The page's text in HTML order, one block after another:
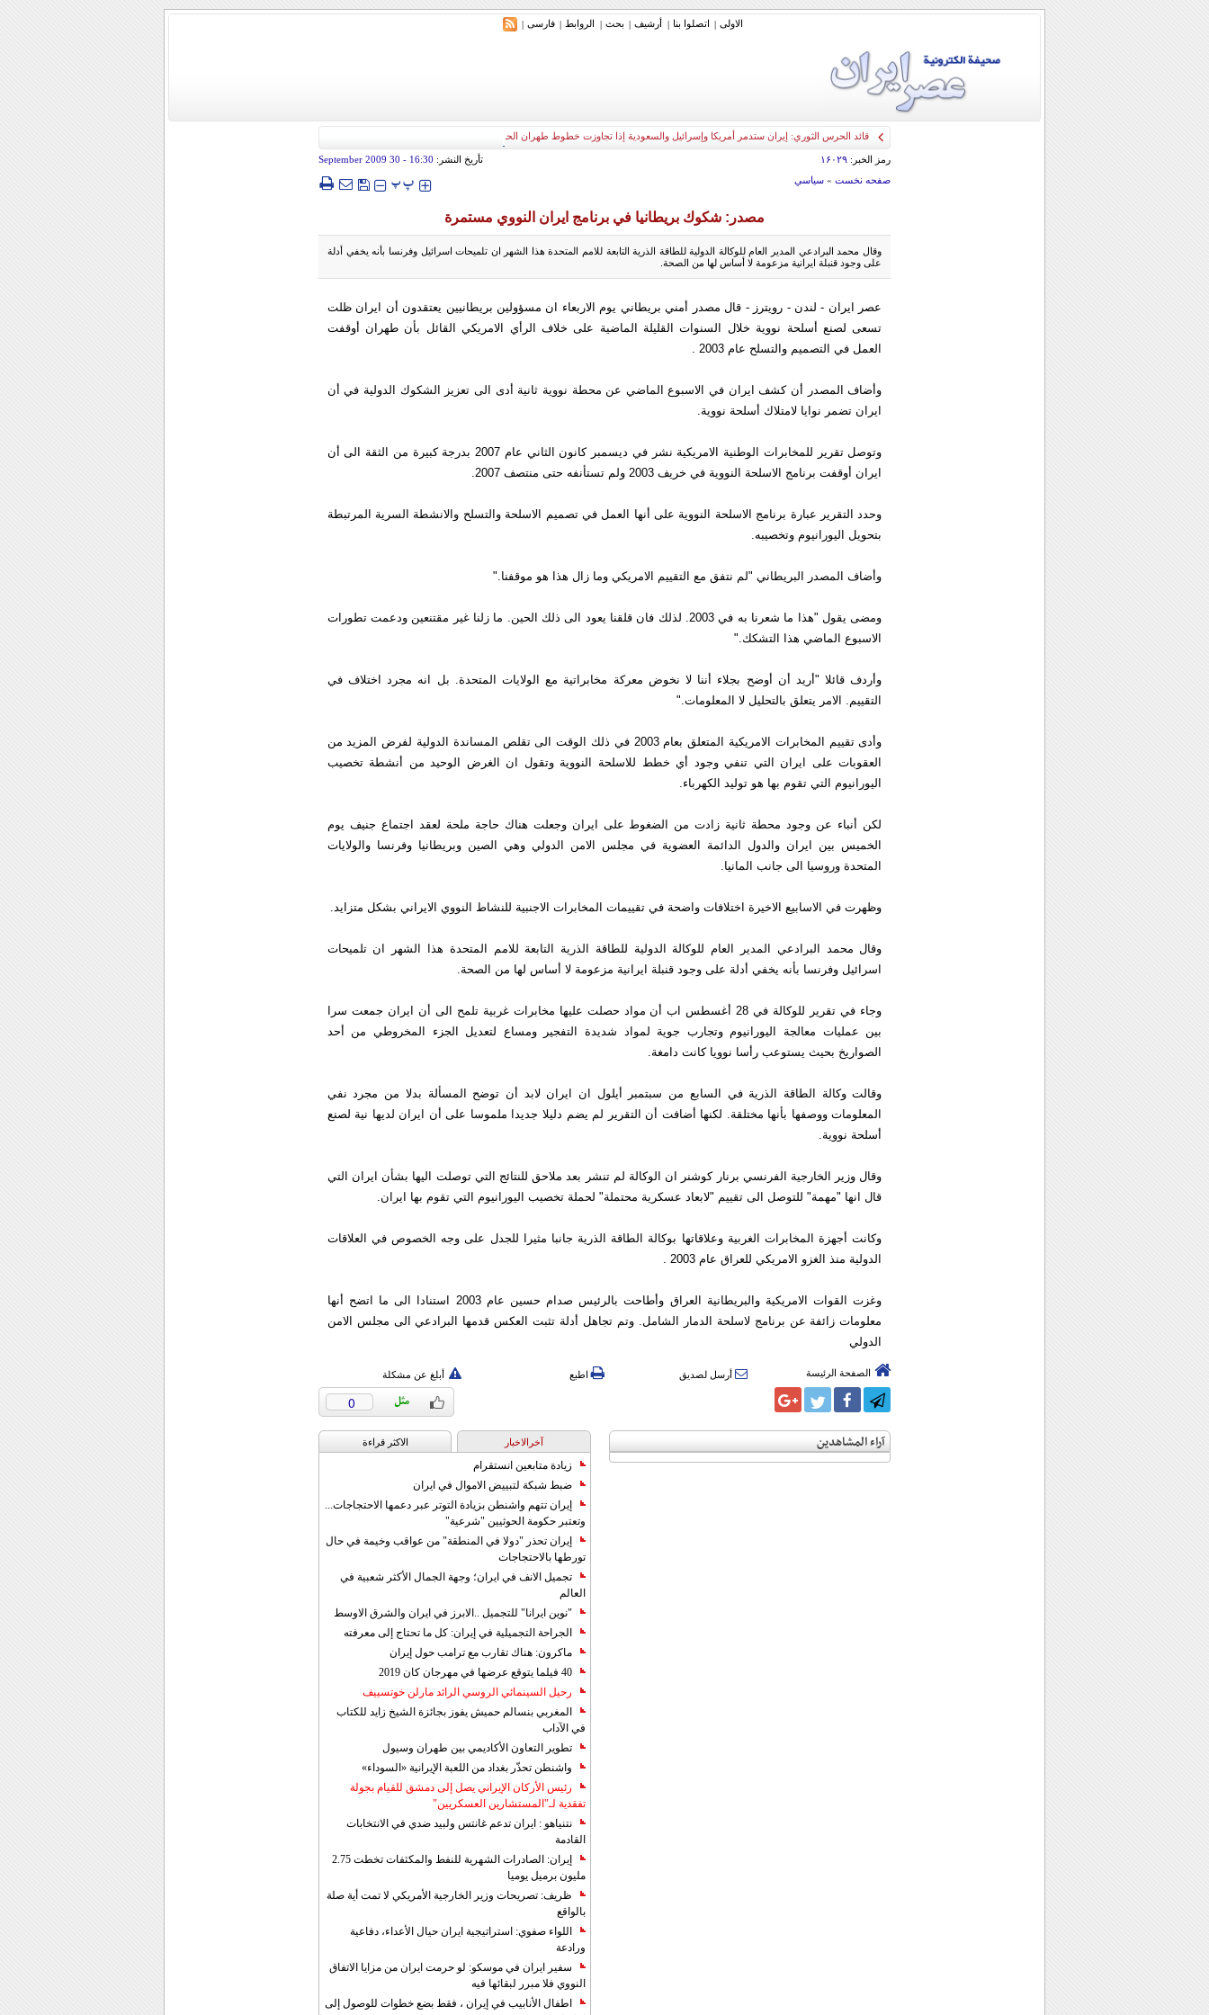
الاولی | اتصلوا بنا | أرشیف | بحث | الروابط | فارسی |
قائد الحرس الثوري: إيران ستدمر أمريكا وإسرائيل والسعودية إذا تجاوزت خطوط طهران الحمراء
رمز الخبر: ۱۶۰۲۹ تأريخ النشر: 16:30
- 30 September 2009
صفحه نخست» سياسي ‍‍‍ پپ
مصدر: شكوك بريطانيا في برنامج ايران النووي مستمرة
وقال محمد البرادعي المدير العام للوكالة الدولية للطاقة الذرية التابعة للامم المتحدة هذا الشهر ان تلميحات اسرائيل وفرنسا بأنه يخفي أدلة
على وجود قنبلة ايرانية مزعومة لا أساس لها من الصحة.
عصر ایران - لندن - رويترز - قال مصدر أمني بريطاني يوم الاربعاء ان مسؤولين بريطانيين يعتقدون أن ايران ظلت
تسعى لصنع أسلحة نووية خلال السنوات القليلة الماضية على خلاف الرأي الامريكي القائل بأن طهران أوقفت
العمل في التصميم والتسلح عام 2003 .
وأضاف المصدر أن كشف ايران في الاسبوع الماضي عن محطة نووية ثانية أدى الى تعزيز الشكوك الدولية في أن
ايران تضمر نوايا لامتلاك أسلحة نووية.
وتوصل تقرير للمخابرات الوطنية الامريكية نشر في ديسمبر كانون الثاني عام 2007 بدرجة كبيرة من الثقة الى أن
ايران أوقفت برنامج الاسلحة النووية في خريف 2003 ولم تستأنفه حتى منتصف 2007.
وحدد التقرير عبارة برنامج الاسلحة النووية على أنها العمل في تصميم الاسلحة والتسلح والانشطة السرية المرتبطة
بتحويل اليورانيوم وتخصيبه.
وأضاف المصدر البريطاني "لم نتفق مع التقييم الامريكي وما زال هذا هو موقفنا."
ومضى يقول "هذا ما شعرنا به في 2003. لذلك فان قلقنا يعود الى ذلك الحين. ما زلنا غير مقتنعين ودعمت تطورات
الاسبوع الماضي هذا التشكك."
وأردف قائلا "أريد أن أوضح بجلاء أننا لا نخوض معركة مخابراتية مع الولايات المتحدة. بل انه مجرد اختلاف في
التقييم. الامر يتعلق بالتحليل لا المعلومات."
وأدى تقييم المخابرات الامريكية المتعلق بعام 2003 في ذلك الوقت الى تقلص المساندة الدولية لفرض المزيد من
العقوبات على ايران التي تنفي وجود أي خطط للاسلحة النووية وتقول ان الغرض الوحيد من أنشطة تخصيب
اليورانيوم التي تقوم بها هو توليد الكهرباء.
لكن أنباء عن وجود محطة ثانية زادت من الضغوط على ايران وجعلت هناك حاجة ملحة لعقد اجتماع جنيف يوم
الخميس بين ايران والدول الدائمة العضوية في مجلس الامن الدولي وهي الصين وبريطانيا وفرنسا والولايات
المتحدة وروسيا الى جانب المانيا.
وظهرت في الاسابيع الاخيرة اختلافات واضحة في تقييمات المخابرات الاجنبية للنشاط النووي الايراني بشكل متزايد.
وقال محمد البرادعي المدير العام للوكالة الدولية للطاقة الذرية التابعة للامم المتحدة هذا الشهر ان تلميحات
اسرائيل وفرنسا بأنه يخفي أدلة على وجود قنبلة ايرانية مزعومة لا أساس لها من الصحة.
وجاء في تقرير للوكالة في 28 أغسطس اب أن مواد حصلت عليها مخابرات غربية تلمح الى أن ايران جمعت سرا
بين عمليات معالجة اليورانيوم وتجارب جوية لمواد شديدة التفجير ومساع لتعديل الجزء المخروطي من أحد
الصواريخ بحيث يستوعب رأسا نوويا كانت دامغة.
وقالت وكالة الطاقة الذرية في السابع من سبتمبر أيلول ان ايران لابد أن توضح المسألة بدلا من مجرد نفي
المعلومات ووصفها بأنها مختلقة. لكنها أضافت أن التقرير لم يضم دليلا جديدا ملموسا على أن ايران لديها نية لصنع
أسلحة نووية.
وقال وزير الخارجية الفرنسي برنار كوشنر ان الوكالة لم تنشر بعد ملاحق للنتائج التي توصلت اليها بشأن ايران التي
قال انها "مهمة" للتوصل الى تقييم "لابعاد عسكرية محتملة" لحملة تخصيب اليورانيوم التي تقوم بها ايران.
وكانت أجهزة المخابرات الغربية وعلاقاتها بوكالة الطاقة الذرية جانبا مثيرا للجدل على وجه الخصوص في العلاقات
الدولية منذ الغزو الامريكي للعراق عام 2003 .
وغزت القوات الامريكية والبريطانية العراق وأطاحت بالرئيس صدام حسين عام 2003 استنادا الى ما اتضح أنها
معلومات زائفة عن برنامج لاسلحة الدمار الشامل. وتم تجاهل أدلة تثبت العكس قدمها البرادعي الى مجلس الامن
الدولي
الصفحة الرئيسة أرسل لصديق اطبع أبلغ عن مشكلة
0
آراء المشاهدين آخرالاخبار الاکثر قراءة
زيادة متابعين انستقرام
ضبط شبكة لتبييض الاموال في ايران
إيران تتهم واشنطن بزيادة التوتر عبر دعمها الاحتجاجات...
وتعتبر حكومة الحوثيين "شرعية"
إيران تحذر "دولا في المنطقة" من عواقب وخيمة في حال
تورطها بالاحتجاجات
تجميل الانف في ايران؛ وجهة الجمال الأكثر شعبية في
العالم
"نوين ايرانا" للتجميل ..الابرز في ايران والشرق الاوسط
الجراحة التجميلية في إيران: كل ما تحتاج إلى معرفته
ماكرون: هناك تقارب مع ترامب حول إيران
40 فيلما يتوقع عرضها في مهرجان كان 2019
رحيل السينمائي الروسي الرائد مارلن خوتسييف
المغربي بنسالم حميش يفوز بجائزة الشيخ زايد للكتاب
في الآداب
تطوير التعاون الأكاديمي بين طهران وسيول
واشنطن تحذّر بغداد من اللعبة الإيرانية «السوداء»
رئيس الأركان الإيراني يصل إلى دمشق للقيام بجولة
تفقدية لـ"المستشارين العسكريين"
نتنياهو : ايران تدعم غانتس ولبيد ضدي في الانتخابات
القادمة
إيران: الصادرات الشهریة للنفط والمكثفات تخطت 2.75
مليون برميل يوميا
ظريف: تصريحات وزير الخارجية الأمريكي لا تمت أية صلة
بالواقع
اللواء صفوي: استراتيجية ايران حيال الأعداء، دفاعية
ورادعة
سفير ايران في موسكو: لو حرمت ايران من مزايا الاتفاق
النووي فلا مبرر لبقائها فيه
اطفال الأنابيب في إيران ، فقط بضع خطوات للوصول إلى